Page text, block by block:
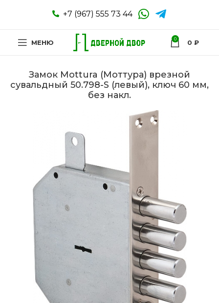
+7 (967) 555 73 44
МЕНЮ 0 0 ₽
Замок Mottura (Моттура) врезной
сувальдный 50.798-S (левый), ключ 60 мм,
без накл.